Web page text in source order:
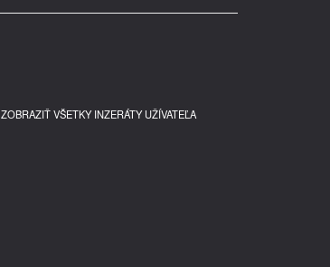
ZOBRAZIŤ VŠETKY INZERÁTY UŽÍVATEĽA